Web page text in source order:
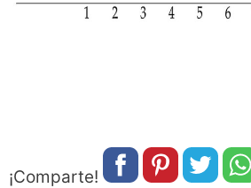
¡Comparte!